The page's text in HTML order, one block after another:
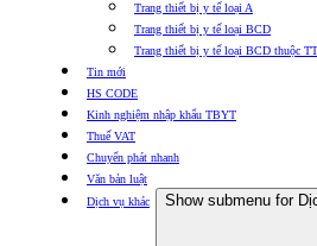
Trang thiết bị y tế loại A
Trang thiết bị y tế loại BCD
Trang thiết bị y tế loại BCD thuộc
Tin mới
HS CODE
Kinh nghiệm nhập khẩu TBYT
Thuế VAT
Chuyển phát nhanh
Văn bản luật
Dịch vụ khác
Show submenu for